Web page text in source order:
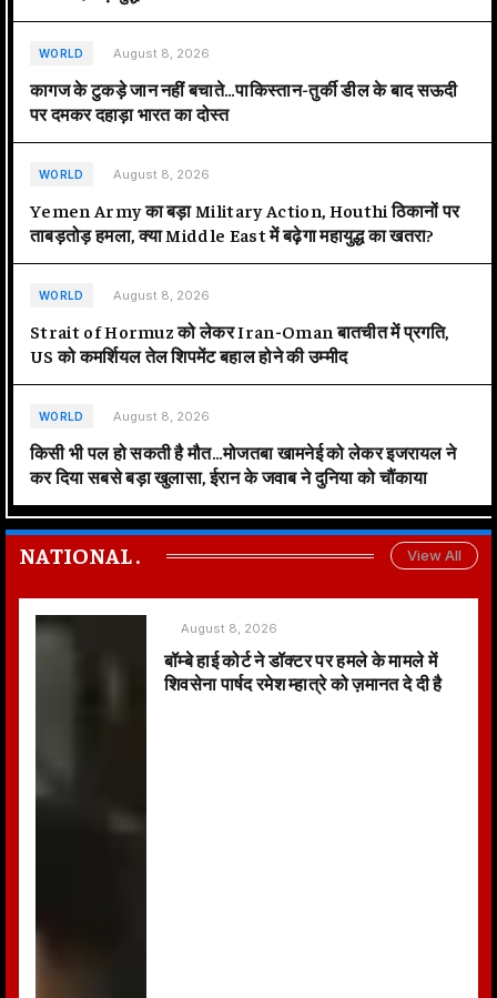
WORLD August 8, 2026
कागज के टुकड़े जान नहीं बचाते…पाकिस्तान-तुर्की डील के बाद सऊदी
पर दमकर दहाड़ा भारत का दोस्त
WORLD August 8, 2026
Yemen Army का बड़ा Military Action, Houthi ठिकानों पर
ताबड़तोड़ हमला, क्या Middle East में बढ़ेगा महायुद्ध का खतरा?
WORLD August 8, 2026
Strait of Hormuz को लेकर Iran-Oman बातचीत में प्रगति,
US को कमर्शियल तेल शिपमेंट बहाल होने की उम्मीद
WORLD August 8, 2026
किसी भी पल हो सकती है मौत…मोजतबा खामनेई को लेकर इजरायल ने
कर दिया सबसे बड़ा खुलासा, ईरान के जवाब ने दुनिया को चौंकाया
NATIONAL. View All
August 8, 2026
बॉम्बे हाई कोर्ट ने डॉक्टर पर हमले के मामले में
शिवसेना पार्षद रमेश म्हात्रे को ज़मानत दे दी है